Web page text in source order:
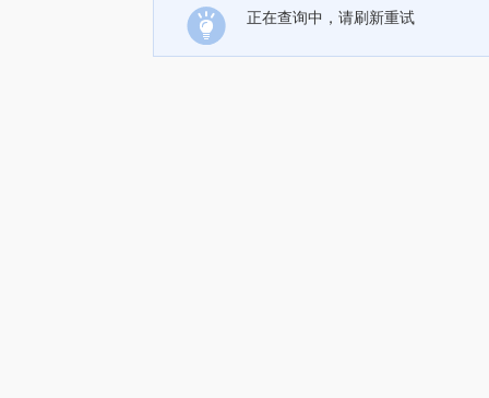
正在查询中，请刷新重试